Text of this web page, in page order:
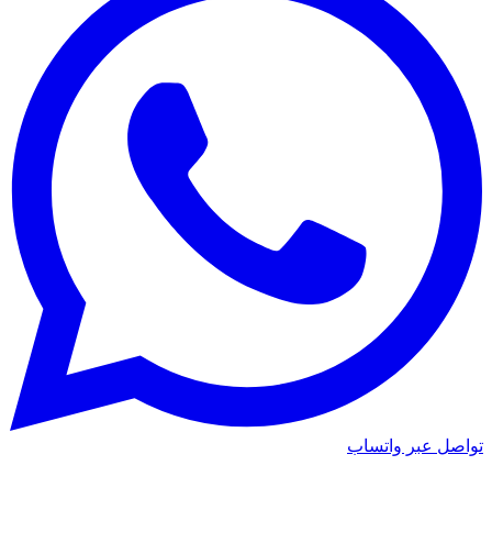
تواصل عبر واتساب